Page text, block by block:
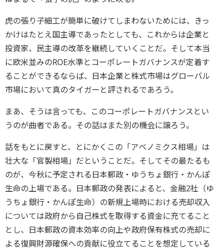
虎の張り子細工が簡単に破けてしまわないためには、きっ
かけはたとえ国主導であったとしても、これからは企業と
投資家、民主導の改革を継続していくことだ。そして本当
に欧米並みのROE水準とコーポレートガバナンスが定着す
ることができるならば、日本企業と株式市場はグローバル
市場において真のタイガーと評されるであろう。
まあ、そうは言っても、このコーポレートガバナンスとい
うのが曲者である。その話はまた別の機会に譲ろう。
話をもとに戻すと、とにかくこの「アベノミクス相場」は
壮大な「官製相場」だということだ。そしてその最たるも
のが、今秋に予定される日本郵政・ゆうちょ銀行・かんぽ
生命の上場である。日本郵政の発表によると、金融2社（ゆ
うちょ銀行・かんぽ生命）の新規上場時における売却収入
については政府から自己株式を取得する資金に充てること
とし、日本郵政の資本効率の向上や政府保有株式の売却に
よる復興財源確保への貢献に役立てることを想定している